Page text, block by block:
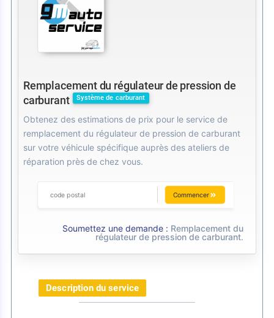
Remplacement du régulateur de pression de
carburant
Système de carburant
Obtenez des estimations de prix pour le service de
remplacement du régulateur de pression de carburant
sur votre véhicule spécifique auprès des ateliers de
réparation près de chez vous.
Commencer
Soumettez une demande : Remplacement du
régulateur de pression de carburant.
Description du service